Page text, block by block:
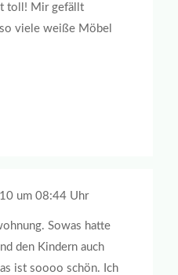
toll! Mir gefällt
viele weiße Möbel
um 08:44 Uhr
Sowas hatte
den Kindern auch
ist soooo schön. Ich